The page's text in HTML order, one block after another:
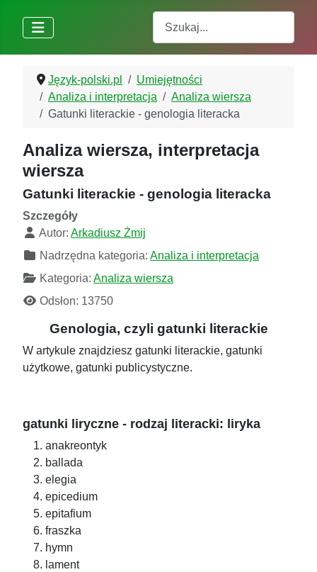
Język-polski.pl
Umiejętności
Analiza i interpretacja
Analiza wiersza
Gatunki literackie - genologia literacka
Analiza wiersza, interpretacja
wiersza
Gatunki literackie - genologia literacka
Szczegóły
Autor: Arkadiusz Żmij
Nadrzędna kategoria: Analiza i interpretacja
Kategoria: Analiza wiersza
Odsłon: 13750
Genologia, czyli gatunki literackie
W artykule znajdziesz gatunki literackie, gatunki
użytkowe, gatunki publicystyczne.
gatunki liryczne - rodzaj literacki: liryka
anakreontyk
ballada
elegia
epicedium
epitafium
fraszka
hymn
lament